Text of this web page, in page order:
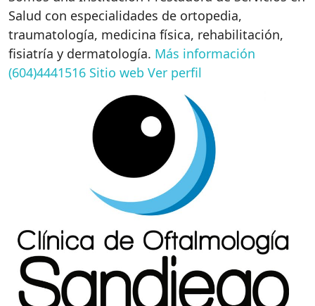
Salud con especialidades de ortopedia,
traumatología, medicina física, rehabilitación,
fisiatría y dermatología. Más información
(604)4441516 Sitio web Ver perfil